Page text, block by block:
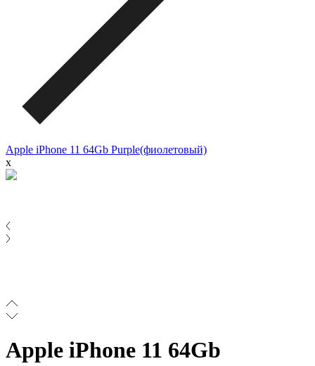
Apple iPhone 11 64Gb Purple(фиолетовый)
x
Apple iPhone 11 64Gb